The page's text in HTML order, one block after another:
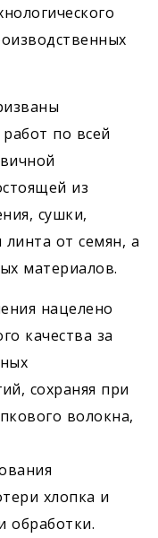
по всей
из
сушки,
от семян, а
материалов.
нацелено
качества за
сохраняя при
волокна,
хлопка и
обработки.